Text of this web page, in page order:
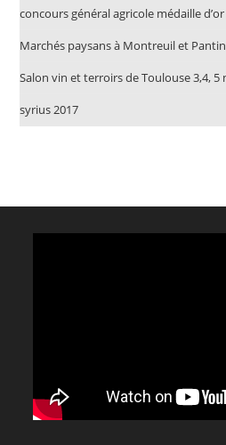
concours général agricole médaille d’or
Marchés paysans à Montreuil et
Salon vin et terroirs de Toulouse 3,4, 5
syrius 2017